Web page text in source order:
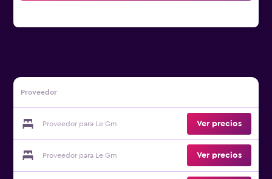
Proveedor
Proveedor para Le Gm Ver precios
Proveedor para Le Gm Ver precios